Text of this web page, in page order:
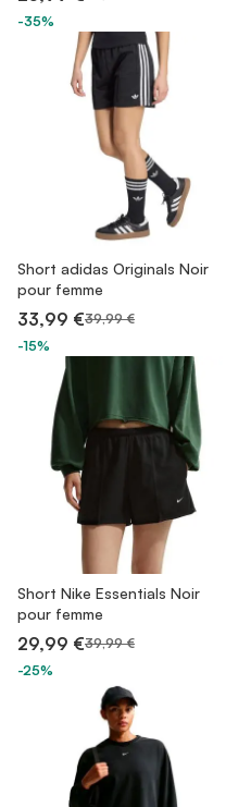
-35%
Short adidas Originals Noir
pour femme
33,99 €39,99 €
-15%
Short Nike Essentials Noir
pour femme
29,99 €39,99 €
-25%